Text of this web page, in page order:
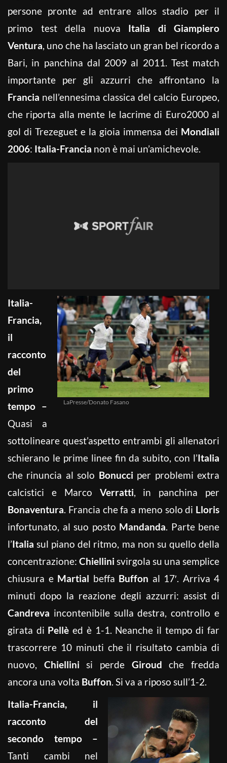
persone pronte ad entrare allos stadio per il
primo test della nuova Italia di Giampiero
Ventura, uno che ha lasciato un gran bel ricordo a
Bari, in panchina dal 2009 al 2011. Test match
importante per gli azzurri che affrontano la
Francia nell’ennesima classica del calcio Europeo,
che riporta alla mente le lacrime di Euro2000 al
gol di Trezeguet e la gioia immensa dei Mondiali
2006: Italia-Francia non è mai un’amichevole.
LaPresse/Donato Fasano
Italia-
Francia,
il
racconto
del
primo
tempo –
Quasi a
sottolineare quest’aspetto entrambi gli allenatori
schierano le prime linee fin da subito, con l’Italia
che rinuncia al solo Bonucci per problemi extra
calcistici e Marco Verratti, in panchina per
Bonaventura. Francia che fa a meno solo di Lloris
infortunato, al suo posto Mandanda. Parte bene
l’Italia sul piano del ritmo, ma non su quello della
concentrazione: Chiellini svirgola su una semplice
chiusura e Martial beffa Buffon al 17′. Arriva 4
minuti dopo la reazione degli azzurri: assist di
Candreva incontenibile sulla destra, controllo e
girata di Pellè ed è 1-1. Neanche il tempo di far
trascorrere 10 minuti che il risultato cambia di
nuovo, Chiellini si perde Giroudche fredda
ancora una volta Buffon. Si va a riposo sull’1-2.
Italia-Francia, il
racconto del
secondo tempo –
Tanti cambi nel